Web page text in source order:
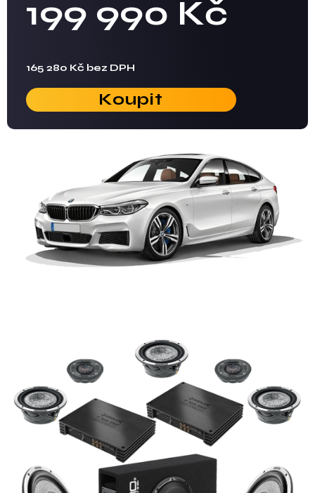
199 990 Kč
165 280 Kč bez DPH
Koupit